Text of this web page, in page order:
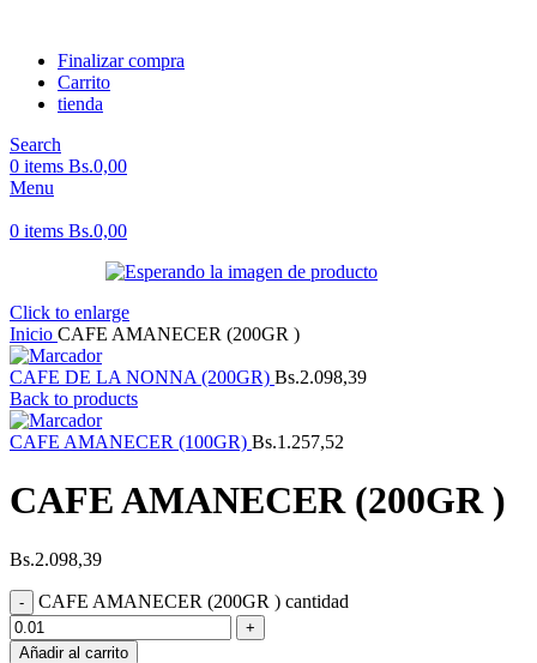
Finalizar compra
Carrito
tienda
Search
0 items Bs.0,00
Menu
0 items Bs.0,00
Click to enlarge
Inicio CAFE AMANECER (200GR )
CAFE DE LA NONNA (200GR) Bs.2.098,39
Back to products
CAFE AMANECER (100GR) Bs.1.257,52
CAFE AMANECER (200GR )
Bs.2.098,39
CAFE AMANECER (200GR ) cantidad
Añadir al carrito